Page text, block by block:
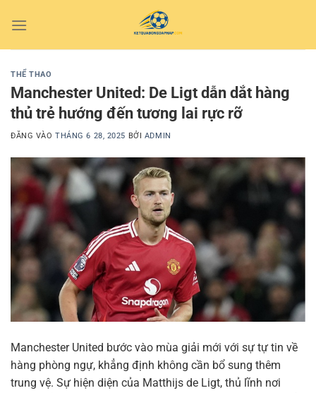
qua
THỂ THAO
Manchester United: De Ligt dẫn dắt hàng
thủ trẻ hướng đến tương lai rực rỡ
ĐĂNG VÀOTHÁNG 6 28, 2025 BỞI ADMIN
Manchester United bước vào mùa giải mới với sự tự tin về
hàng phòng ngự, khẳng định không cần bổ sung thêm
trung vệ. Sự hiện diện của Matthijs de Ligt, thủ lĩnh nơi